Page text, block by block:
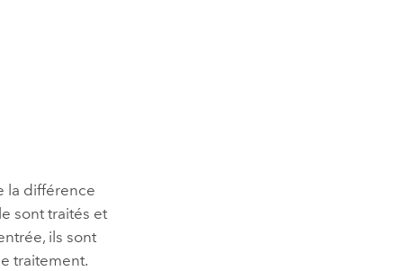
la différence
sont traités et
ils sont
traitement.